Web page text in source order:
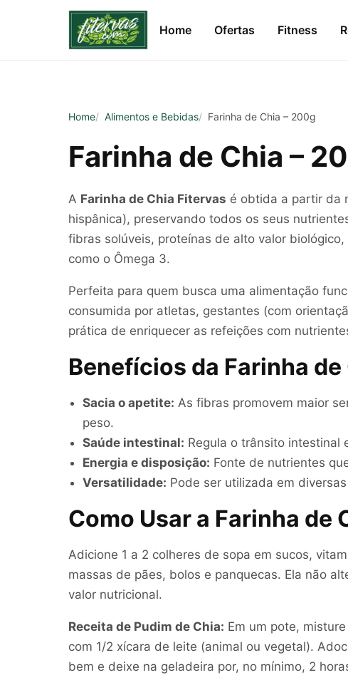
Home Ofertas Fitness
Home Alimentos e Bebidas Farinha de Chia – 200g
Farinha de Chia –
A Farinha de Chia Fitervas é obtida a partir da
hispânica), preservando todos os seus
fibras solúveis, proteínas de alto valor
como o Ômega 3.
Perfeita para quem busca uma alimentação
consumida por atletas, gestantes (com
prática de enriquecer as refeições com
Benefícios da Farinha de
Sacia o apetite: As fibras promovem maior
peso.
Saúde intestinal: Regula o trânsito intestinal
Energia e disposição: Fonte de nutrientes
Versatilidade: Pode ser utilizada em
Como Usar a Farinha de
Adicione 1 a 2 colheres de sopa em sucos,
massas de pães, bolos e panquecas. Ela não
valor nutricional.
Receita de Pudim de Chia: Em um pote,
com 1/2 xícara de leite (animal ou vegetal).
bem e deixe na geladeira por, no mínimo, 2